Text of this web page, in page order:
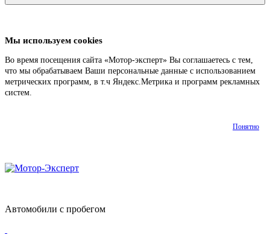
Мы используем cookies
Во время посещения сайта «Мотор-эксперт» Вы соглашаетесь с тем,
что мы обрабатываем Ваши персональные данные с использованием
метрических программ, в т.ч Яндекс.Метрика и программ рекламных
систем.
Понятно
Автомобили с пробегом